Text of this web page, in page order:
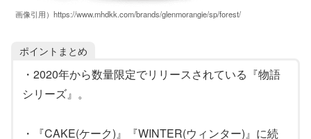
画像引用）https://www.mhdkk.com/brands/glenmorangie/sp/forest/
ポイントまとめ
・2020年から数量限定でリリースされている『物語
シリーズ』。
・『CAKE(ケーク)』『WINTER(ウィンター)』に続